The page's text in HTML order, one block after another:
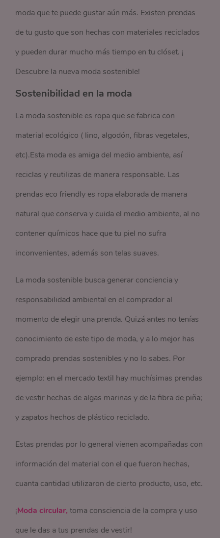
moda que te puede gustar aún más. Existen prendas
de tu gusto que son hechas con materiales reciclados
y pueden durar mucho más tiempo en tu clóset. ¡
Descubre la nueva moda sostenible!
Sostenibilidad en la moda
La moda sostenible es ropa que se fabrica con
material ecológico ( lino, algodón, fibras vegetales,
etc).Esta moda es amiga del medio ambiente, así
reciclas y reutilizas de manera responsable. Las
prendas eco friendly es ropa elaborada de manera
natural que conserva y cuida el medio ambiente, al no
contener químicos hace que tu piel no sufra
inconvenientes, además son telas suaves.
La moda sostenible busca generar conciencia y
responsabilidad ambiental en el comprador al
momento de elegir una prenda. Quizá antes no tenías
conocimiento de este tipo de moda, y a lo mejor has
comprado prendas sostenibles y no lo sabes. Por
ejemplo: en el mercado textil hay muchísimas prendas
de vestir hechas de algas marinas y de la fibra de piña;
y zapatos hechos de plástico reciclado.
Estas prendas por lo general vienen acompañadas con
información del material con el que fueron hechas,
cuanta cantidad utilizaron de cierto producto, uso, etc.
¡Moda circular, toma consciencia de la compra y uso
que le das a tus prendas de vestir!